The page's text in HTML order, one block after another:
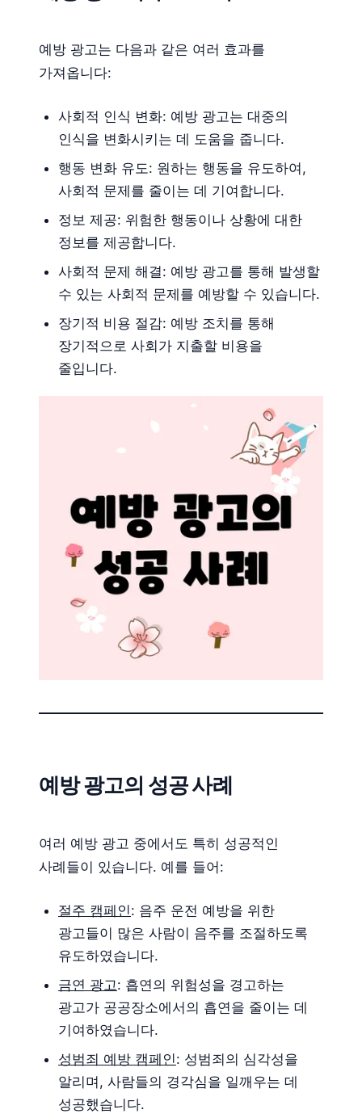
예방 광고는 다음과 같은 여러 효과를
가져옵니다:
사회적 인식 변화: 예방 광고는 대중의
인식을 변화시키는 데 도움을 줍니다.
행동 변화 유도: 원하는 행동을 유도하여,
사회적 문제를 줄이는 데 기여합니다.
정보 제공: 위험한 행동이나 상황에 대한
정보를 제공합니다.
사회적 문제 해결: 예방 광고를 통해 발생할
수 있는 사회적 문제를 예방할 수 있습니다.
장기적 비용 절감: 예방 조치를 통해
장기적으로 사회가 지출할 비용을
줄입니다.
예방 광고의 성공 사례
여러 예방 광고 중에서도 특히 성공적인
사례들이 있습니다. 예를 들어:
절주 캠페인: 음주 운전 예방을 위한
광고들이 많은 사람이 음주를 조절하도록
유도하였습니다.
금연 광고: 흡연의 위험성을 경고하는
광고가 공공장소에서의 흡연을 줄이는 데
기여하였습니다.
성범죄 예방 캠페인: 성범죄의 심각성을
알리며, 사람들의 경각심을 일깨우는 데
성공했습니다.